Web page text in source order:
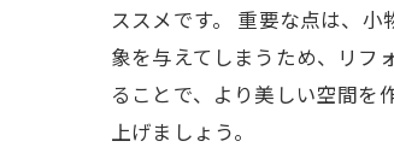
ススメです。 重要な点は、
象を与えてしまうため、リフ
ることで、より美しい空間を
上げましょう。